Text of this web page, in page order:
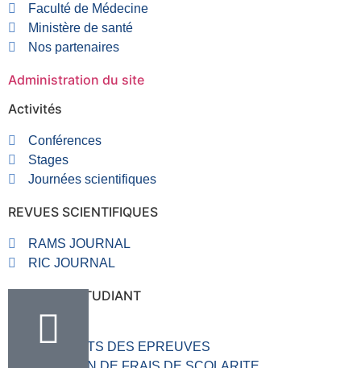
Faculté de Médecine
Ministère de santé
Nos partenaires
Administration du site
Activités
Conférences
Stages
Journées scientifiques
REVUES SCIENTIFIQUES
RAMS JOURNAL
RIC JOURNAL
RUBRIQUE ETUDIANT
RESULTATS DES EPREUVES